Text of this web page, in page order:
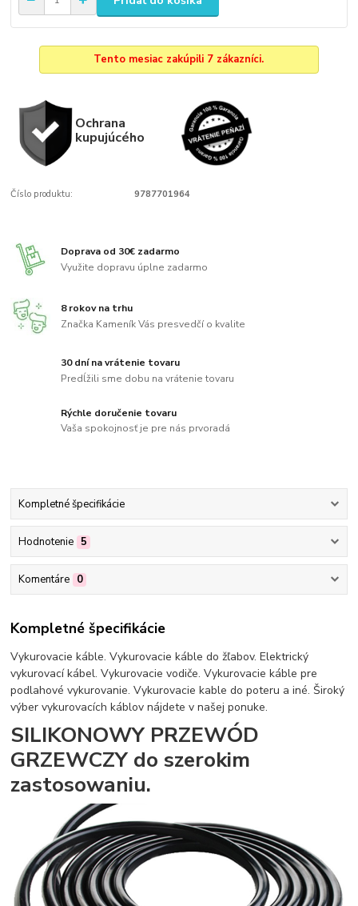
Tento mesiac zakúpili 7 zákazníci.
Ochrana
kupujúcého
Číslo produktu: 9787701964
Doprava od 30€ zadarmo
Využite dopravu úplne zadarmo
8 rokov na trhu
Značka Kameník Vás presvedčí o kvalite
30 dní na vrátenie tovaru
Predĺžili sme dobu na vrátenie tovaru
Rýchle doručenie tovaru
Vaša spokojnosť je pre nás prvoradá
Kompletné špecifikácie
Hodnotenie 5
Komentáre 0
Kompletné špecifikácie
Vykurovacie káble. Vykurovacie káble do žľabov. Elektrický
vykurovací kábel. Vykurovacie vodiče. Vykurovacie káble pre
podlahové vykurovanie. Vykurovacie kable do poteru a iné. Široký
výber vykurovacích káblov nájdete v našej ponuke.
SILIKONOWY PRZEWÓD
GRZEWCZY do szerokim
zastosowaniu.